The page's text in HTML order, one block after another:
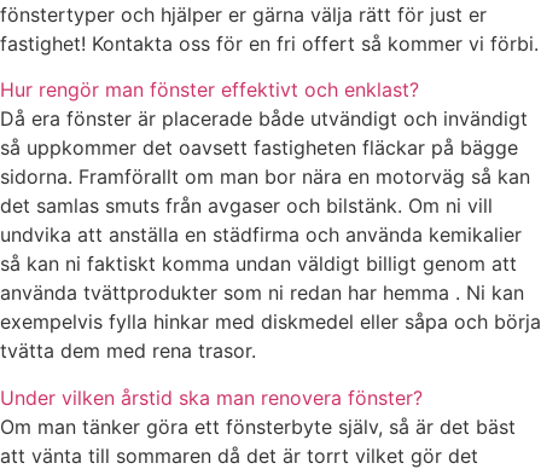
fönstertyper och hjälper er gärna välja rätt för just er
fastighet! Kontakta oss för en fri offert så kommer vi förbi.
Hur rengör man fönster effektivt och enklast?
Då era fönster är placerade både utvändigt och invändigt
så uppkommer det oavsett fastigheten fläckar på bägge
sidorna. Framförallt om man bor nära en motorväg så kan
det samlas smuts från avgaser och bilstänk. Om ni vill
undvika att anställa en städfirma och använda kemikalier
så kan ni faktiskt komma undan väldigt billigt genom att
använda tvättprodukter som ni redan har hemma . Ni kan
exempelvis fylla hinkar med diskmedel eller såpa och börja
tvätta dem med rena trasor.
Under vilken årstid ska man renovera fönster?
Om man tänker göra ett fönsterbyte själv, så är det bäst
att vänta till sommaren då det är torrt vilket gör det